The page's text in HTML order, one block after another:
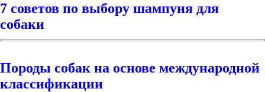
7 советов по выбору шампуня для
собаки
Породы собак на основе международной
классификации